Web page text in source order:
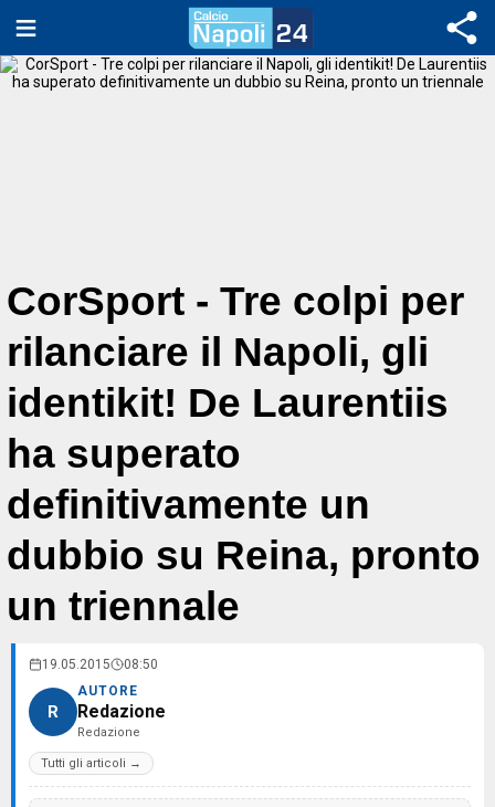
CorSport - Tre colpi per
rilanciare il Napoli, gli
identikit! De Laurentiis
ha superato
definitivamente un
dubbio su Reina, pronto
un triennale
19.05.2015 08:50
R
AUTORE
Redazione
Redazione
Tutti gli articoli →